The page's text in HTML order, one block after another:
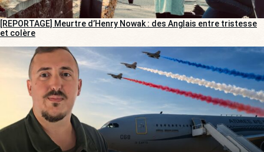
[REPORTAGE] Meurtre d’Henry Nowak : des Anglais entre tristesse
et colère